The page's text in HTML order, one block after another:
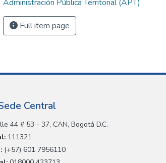
Administración Pública Territorial (APT)
Full item page
Central
44 # 53 - 37, CAN, Bogotá D.C.
111321
(+57) 601 7956110